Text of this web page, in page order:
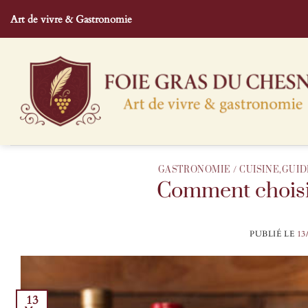
Art de vivre & Gastronomie
GASTRONOMIE / CUISINE,
Comment
PUBLIÉ LE
13